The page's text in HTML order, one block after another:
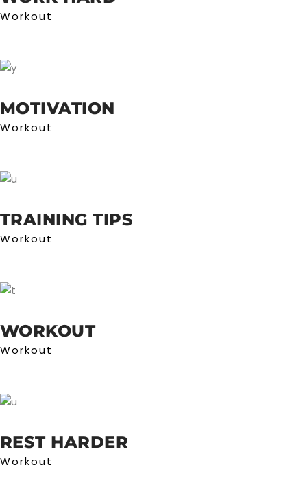
Workout
MOTIVATION
Workout
TRAINING TIPS
Workout
WORKOUT
Workout
REST HARDER
Workout